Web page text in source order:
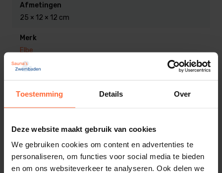
Toestemming Details Over
Deze website maakt gebruik van cookies
We gebruiken cookies om content en advertenties te
personaliseren, om functies voor social media te bieden
en om ons websiteverkeer te analyseren. Ook delen we
Afmetingen
25 × 12 × 12 cm
Merk
Elbe
Gerelateerde producten